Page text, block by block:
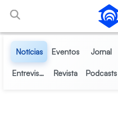
Pular para o Conteúdo principal
Notícias Eventos Jornal
Entrevistas Revista Podcasts